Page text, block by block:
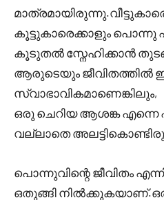
കൂട്ടുകാരെക്കാളും പൊന്നു
കൂടുതൽ സ്നേഹിക്കാൻ
ആരുടെയും ജീവിതത്തിൽ
സ്വാഭാവികമാണെങ്കിലും,
ഒരു ചെറിയ ആശങ്ക എന്നെ
വല്ലാതെ
പൊന്നുവിന്റെ ജീവിതം
ഒതുങ്ങി